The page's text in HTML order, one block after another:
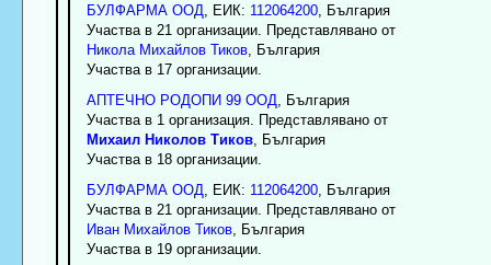
БУЛФАРМА ООД
, ЕИК: 112064200, България
Участва в 21 организации. Представлявано от
Никола Михайлов Тиков, България
Участва в 17 организации.
АПТЕЧНО РОДОПИ 99 ООД
, България
Участва в 1 организация. Представлявано от
Михаил Николов Тиков, България
Участва в 18 организации.
БУЛФАРМА ООД
, ЕИК: 112064200, България
Участва в 21 организации. Представлявано от
Иван Михайлов Тиков, България
Участва в 19 организации.